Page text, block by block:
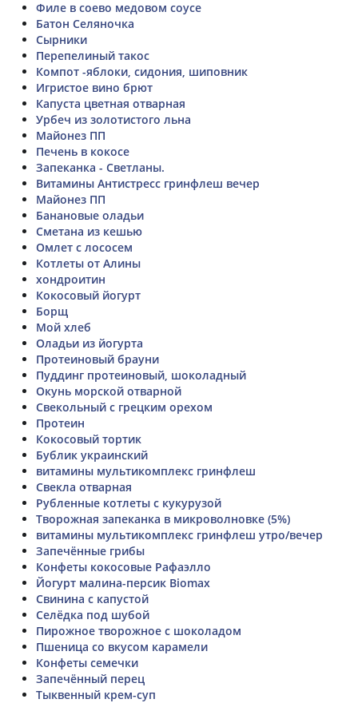
Филе в соево медовом соусе
Батон Селяночка
Сырники
Перепелиный такос
Компот -яблоки, сидония, шиповник
Игристое вино брют
Капуста цветная отварная
Урбеч из золотистого льна
Майонез ПП
Печень в кокосе
Запеканка - Светланы.
Витамины Антистресс гринфлеш вечер
Майонез ПП
Банановые оладьи
Сметана из кешью
Омлет с лососем
Котлеты от Алины
хондроитин
Кокосовый йогурт
Борщ
Мой хлеб
Оладьи из йогурта
Протеиновый брауни
Пуддинг протеиновый, шоколадный
Окунь морской отварной
Свекольный с грецким орехом
Протеин
Кокосовый тортик
Бублик украинский
витамины мультикомплекс гринфлеш
Свекла отварная
Рубленные котлеты с кукурузой
Творожная запеканка в микроволновке (5%)
витамины мультикомплекс гринфлеш утро/вечер
Запечённые грибы
Конфеты кокосовые Рафаэлло
Йогурт малина-персик Biomax
Свинина с капустой
Селёдка под шубой
Пирожное творожное с шоколадом
Пшеница со вкусом карамели
Конфеты семечки
Запечённый перец
Тыквенный крем-суп